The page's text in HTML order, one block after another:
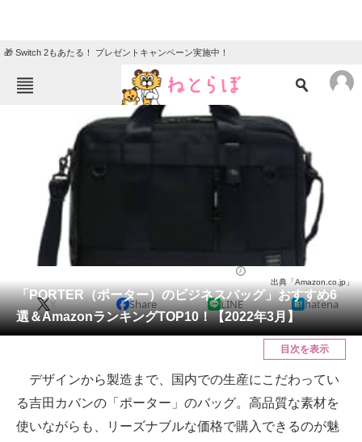
🎁 Switch 2もあたる！ プレゼントキャンペーン実施中！
クイズ
会員記事
メディア
ITの今と未来を見通す
スマホと通信の最新トレンド
「PORTER（ポーター）のビジネスバッグ」おすすめ6
選＆AmazonランキングTOP10！【2022年3月】
出典「Amazon.co.jp」
X Share LINE hatena
目次を表示
デザインから製造まで、国内での生産にこだわってい
る吉田カバンの「ポーター」のバッグ。高品質な素材を
使いながらも、リーズナブルな価格で購入できるのが魅